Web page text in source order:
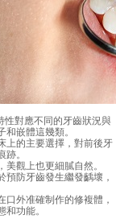
對應不同的牙齒狀況與
嵌體這幾類。
的主要選擇，對前後牙
。
觀上也更細膩自然。
防牙齒發生繼發齲壞，
外准確制作的修複體，
功能。